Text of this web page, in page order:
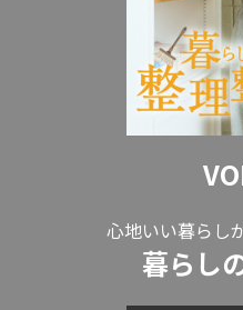
心地いい暮らし
暮らし